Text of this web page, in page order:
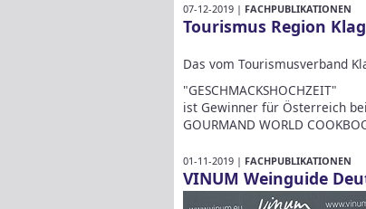
07-12-2019 | FACHPUBLIKATIONEN
Tourismus Region
Das vom Tourismusverband
"GESCHMACKSHOCHZEIT"
ist Gewinner für Österreich
GOURMAND WORLD
01-11-2019 | FACHPUBLIKATIONEN
VINUM Weinguide